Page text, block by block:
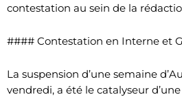
contestation au sein de la
#### Contestation en Interne et
La suspension d’une semaine
vendredi, a été le catalyseur